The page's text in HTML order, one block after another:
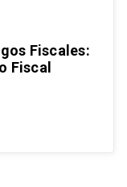
Fiscales:
Fiscal